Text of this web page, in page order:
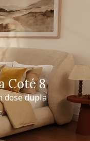
Coté 8
dose dupla